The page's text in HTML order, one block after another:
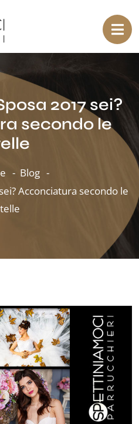
2017 sei?
secondo le
Blog
Acconciatura secondo le